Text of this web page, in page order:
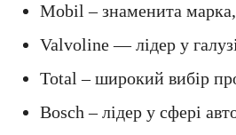
Mobil – знаменита марка,
Valvoline — лідер у
Total – широкий вибір
Bosch – лідер у сфері